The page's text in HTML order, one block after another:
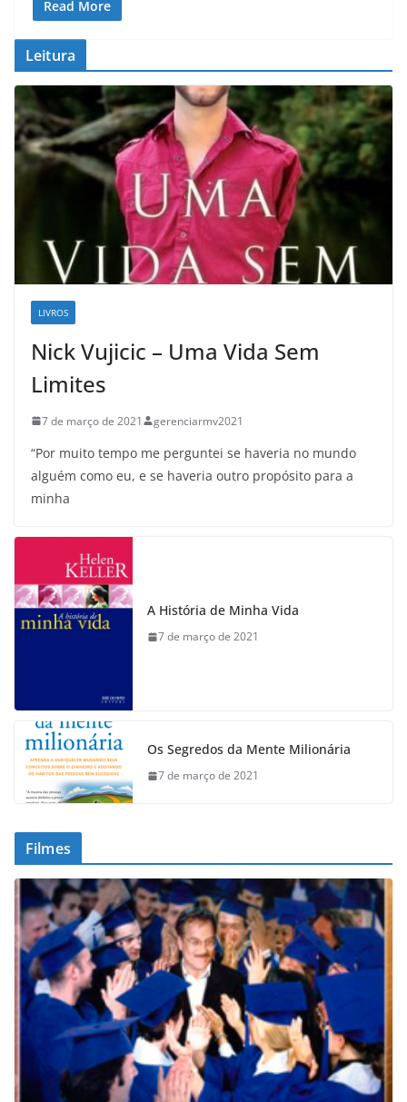
Read More
Leitura
LIVROS
Nick Vujicic – Uma Vida Sem
Limites
7 de março de 2021 gerenciarmv2021
“Por muito tempo me perguntei se haveria no mundo
alguém como eu, e se haveria outro propósito para a
minha
A História de Minha Vida
7 de março de 2021
Os Segredos da Mente Milionária
7 de março de 2021
Filmes